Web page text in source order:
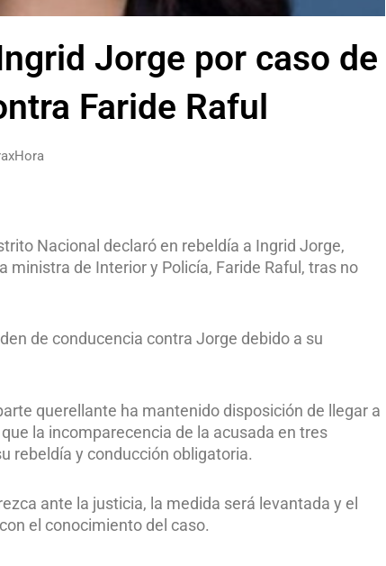
Jorge por caso de
Faride Raful
Nacional declaró en rebeldía a Ingrid Jorge,
de Interior y Policía, Faride Raful, tras no
de conducencia contra Jorge debido a su
querellante ha mantenido disposición de llegar a
la incomparecencia de la acusada en tres
rebeldía y conducción obligatoria.
ante la justicia, la medida será levantada y el
el conocimiento del caso.